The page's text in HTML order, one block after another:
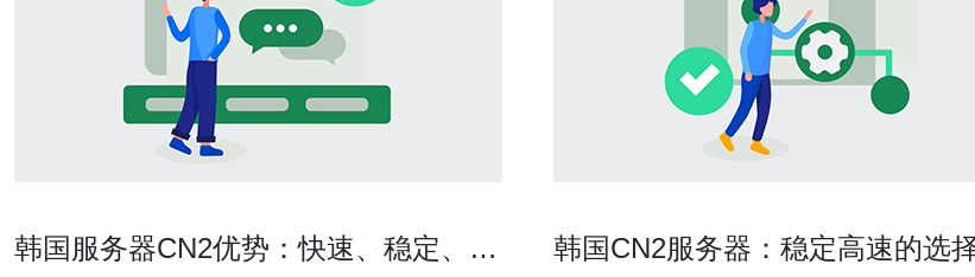
韩国服务器CN2优势：快速、稳定、高
韩国CN2服务器：稳定高速的选